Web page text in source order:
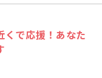
くで応援！あなた